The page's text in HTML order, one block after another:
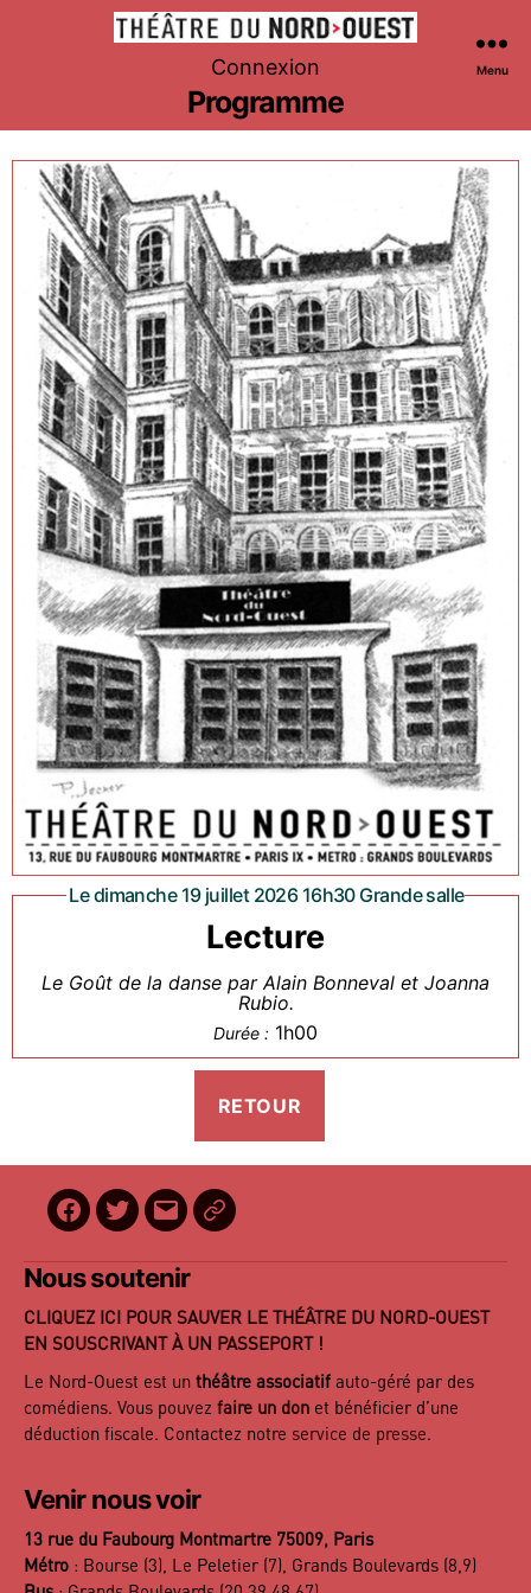
Théâtre
du
Nord-
Ouest
Connexion Menu
Programme
Le dimanche 19 juillet 2026 16h30 Grande salle
Lecture
Le Goût de la danse par Alain Bonneval et Joanna
Rubio.
Durée : 1h00
Facebook
Twitter
E-
mail
BilletReduc
Nous soutenir
CLIQUEZ ICI POUR SAUVER LE THÉÂTRE DU NORD-OUEST
EN SOUSCRIVANT À UN PASSEPORT !
Le Nord-Ouest est un théâtre associatif auto-géré par des
comédiens. Vous pouvez faire un don et bénéficier d’une
déduction fiscale. Contactez notre service de presse.
Venir nous voir
13 rue du Faubourg Montmartre 75009, Paris
Métro : Bourse (3), Le Peletier (7), Grands Boulevards (8,9)